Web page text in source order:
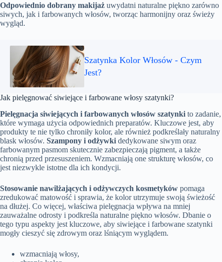
Odpowiednio dobrany makijaż uwydatni naturalne piękno zarówno
siwych, jak i farbowanych włosów, tworząc harmonijny oraz świeży
wygląd.
Szatynka Kolor Włosów - Czym
Jest?
Jak pielęgnować siwiejące i farbowane włosy szatynki?
Pielęgnacja siwiejących i farbowanych włosów szatynki to zadanie,
które wymaga użycia odpowiednich preparatów. Kluczowe jest, aby
produkty te nie tylko chroniły kolor, ale również podkreślały naturalny
blask włosów. Szampony i odżywki dedykowane siwym oraz
farbowanym pasmom skutecznie zabezpieczają pigment, a także
chronią przed przesuszeniem. Wzmacniają one strukturę włosów, co
jest niezwykle istotne dla ich kondycji.
Stosowanie nawilżających i odżywczych kosmetyków pomaga
zredukować matowość i sprawia, że kolor utrzymuje swoją świeżość
na dłużej. Co więcej, właściwa pielęgnacja wpływa na mniej
zauważalne odrosty i podkreśla naturalne piękno włosów. Dbanie o
tego typu aspekty jest kluczowe, aby siwiejące i farbowane szatynki
mogły cieszyć się zdrowym oraz lśniącym wyglądem.
wzmacniają włosy,